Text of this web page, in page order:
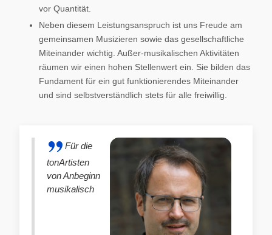
vor Quantität.
Neben diesem Leistungsanspruch ist uns Freude am
gemeinsamen Musizieren sowie das gesellschaftliche
Miteinander wichtig. Außer-musikalischen Aktivitäten
räumen wir einen hohen Stellenwert ein. Sie bilden das
Fundament für ein gut funktionierendes Miteinander
und sind selbstverständlich stets für alle freiwillig.
Für die
tonArtisten
von Anbeginn
musikalisch